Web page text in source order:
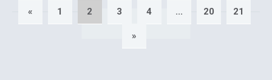
« 1 2 3 4 ... 20 21
»